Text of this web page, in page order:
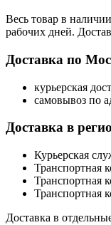
Весь товар в
рабочих дней.
Доставка по
курьерская
самовывоз по
Доставка в
Курьерская
Транспортная
Транспортная
Транспортная
Доставка в